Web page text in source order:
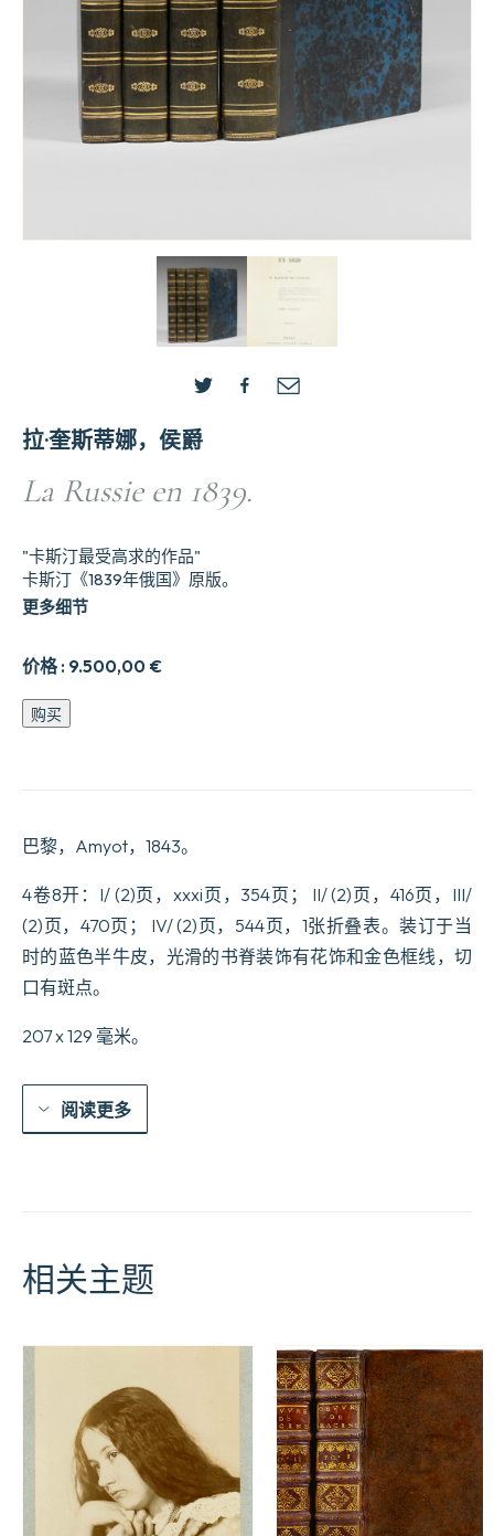
拉·奎斯蒂娜，侯爵
La Russie en 1839.
价格 : 9.500,00 €
"卡斯汀最受高求的作品"
卡斯汀《1839年俄国》原版。
更多细节
La
Russie
购买
巴黎，Amyot，1843。
4卷8开：I/ (2)页，xxxi页，354页； II/ (2)页，416页，III/
(2)页，470页； IV/ (2)页，544页，1张折叠表。装订于当
时的蓝色半牛皮，光滑的书脊装饰有花饰和金色框线，切
口有斑点。
207 x 129 毫米。
阅读更多
相关主题